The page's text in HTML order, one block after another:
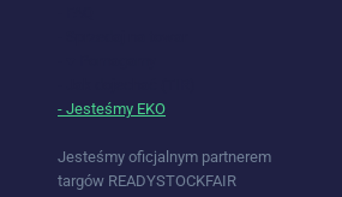
- Jesteśmy EKO
Jesteśmy oficjalnym partnerem
targów READYSTOCKFAIR